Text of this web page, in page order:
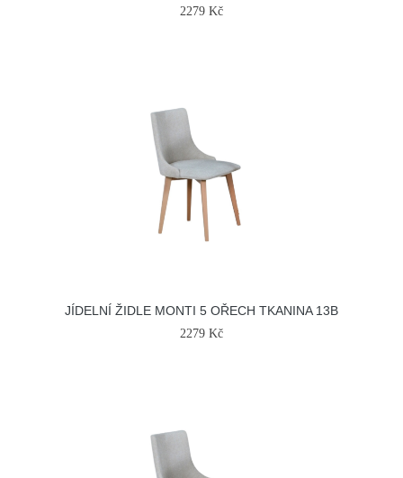
2279 Kč
JÍDELNÍ ŽIDLE MONTI 5 OŘECH TKANINA 13B
2279 Kč